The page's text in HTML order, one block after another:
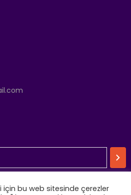
için bu web sitesinde çerezler